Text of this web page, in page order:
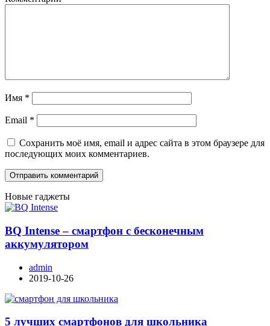
Имя *
Email *
Сохранить моё имя, email и адрес сайта в этом браузере для
последующих моих комментариев.
Новые гаджеты
BQ Intense – смартфон с бесконечным
аккумулятором
admin
2019-10-26
5 лучших смартфонов для школьника